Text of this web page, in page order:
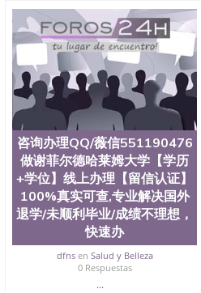
明、使馆留学回国人员证明、留
认证、英国文凭学历、美国文凭
微信：551190476 圣何塞州立大
（San Jose State University）圣
（San Jose State University）圣何
（San Jose State University）成绩
San Jose State University）圣何
Jose State University）圣何塞州
University）圣何塞州立大学文
University）圣何塞州立大学学
）圣何塞州立大学学历（
）圣何塞州立大学（San Jose
塞州立大学（San Jose State
位证（San Jose State University
位证（San Jose State University
Jose State University）圣何塞州立
）圣何塞州立大学学位证（
）圣何塞州立大学结业证（
）圣何塞州立大学结业证（
咨询办理QQ/薇信551190476
做谢菲尔德哈莱姆大学【学历
+学位】线上办理【留信认证】
100%真实可查,专业解决国外
退学/未顺利毕业/成绩不理想，
快速办
dfnsen Salud y Belleza
0 Respuestas
...